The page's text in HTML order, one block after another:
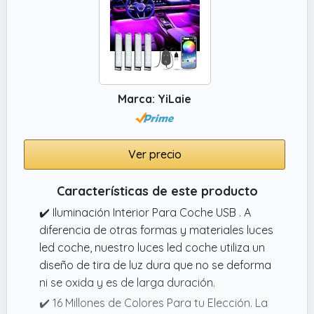
proteger la visión.
✔️ 360 grados ajustable, fácil de instalar.
Iluminación interior LED para coche Bajo
consumo de energía, ahorro de energía y
Marca: YiLaie
Ver precio
Características de este producto
✔️ Iluminación Interior Para Coche USB . A
diferencia de otras formas y materiales luces
led coche, nuestro luces led coche utiliza un
diseño de tira de luz dura que no se deforma
ni se oxida y es de larga duración.
✔️ 16 Millones de Colores Para tu Elección. La